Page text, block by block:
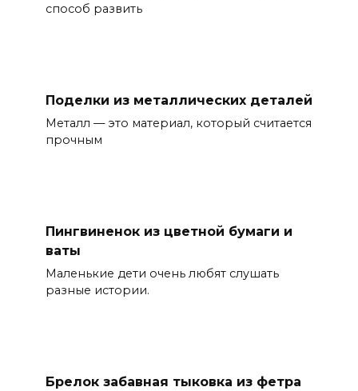
способ развить
Поделки из металлических деталей
Металл — это материал, который считается
прочным
Пингвиненок из цветной бумаги и
ваты
Маленькие дети очень любят слушать
разные истории.
Брелок забавная тыковка из фетра